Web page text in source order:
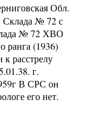
Обл.
Склада № 72 с
№ 72 ХВО
ранга (1936)
расстрелу
г.
В СРС он
его нет.